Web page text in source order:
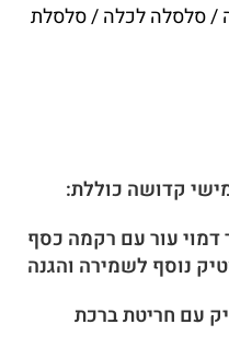
/סלסלה לכלה/ סלסלת
קדושה כוללת:
דמוי עור עם רקמה כסף
נוסף לשמירה והגנה
עם חריטת ברכת